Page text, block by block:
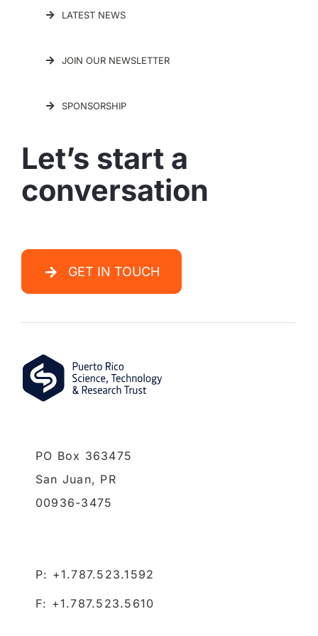
LATEST NEWS
JOIN OUR NEWSLETTER
SPONSORSHIP
Let’s start a
conversation
GET IN TOUCH
PO Box 363475
San Juan, PR
00936-3475
P: +1.787.523.1592
F: +1.787.523.5610